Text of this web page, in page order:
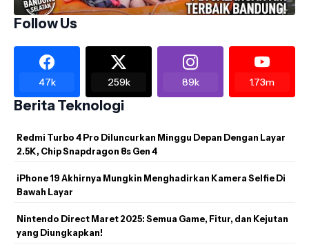
Follow Us
47k 259k 89k 1.73m
Berita Teknologi
Redmi Turbo 4 Pro Diluncurkan Minggu Depan Dengan Layar
2.5K, Chip Snapdragon 8s Gen 4
iPhone 19 Akhirnya Mungkin Menghadirkan Kamera Selfie Di
Bawah Layar
Nintendo Direct Maret 2025: Semua Game, Fitur, dan Kejutan
yang Diungkapkan!